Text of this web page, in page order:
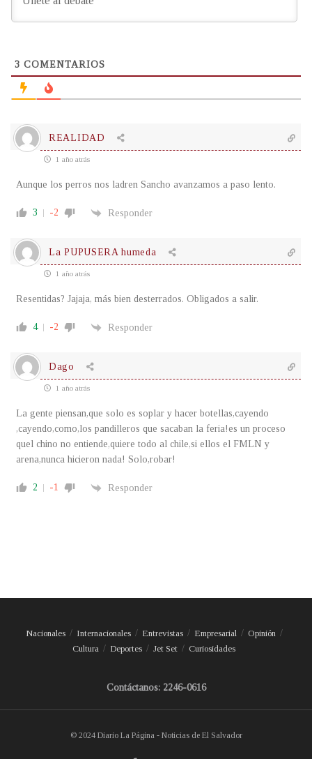
3 COMENTARIOS
REALIDAD
1 año atrás
Aunque los perros nos ladren Sancho avanzamos a paso lento.
3 -2 Responder
La PUPUSERA humeda
1 año atrás
Resentidas? Jajaja, más bien desterrados. Obligados a salir.
4 -2 Responder
Dago
1 año atrás
La gente piensan,que solo es soplar y hacer botellas,cayendo
,cayendo,como,los pandilleros que sacaban la feria!es un proceso
quel chino no entiende,quiere todo al chile,si ellos el FMLN y
arena,nunca hicieron nada! Solo,robar!
2 -1 Responder
Nacionales Internacionales Entrevistas Empresarial
Opinión
Cultura
Deportes Jet Set Curiosidades
Contáctanos: 2246-0616
© 2024 Diario La Página - Noticias de El Salvador